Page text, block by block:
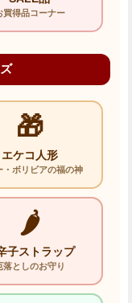
買得品コーナー
🎁
エケコ人形
・ボリビアの福の神
🌶️
子ストラップ
落としのお守り